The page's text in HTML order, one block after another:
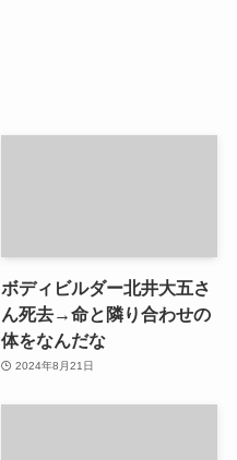
ボディビルダー北井大五さ
ん死去→命と隣り合わせの
体をなんだな
2024年8月21日